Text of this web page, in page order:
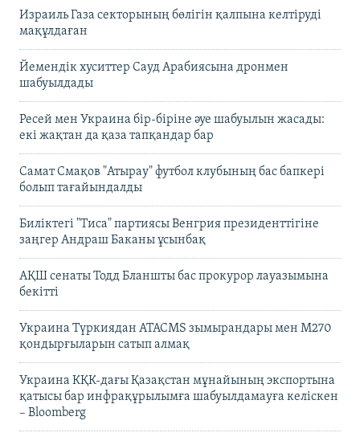
Израиль Газа секторының бөлігін қалпына келтіруді
мақұлдаған
Йемендік хуситтер Сауд Арабиясына дронмен
шабуылдады
Ресей мен Украина бір-біріне әуе шабуылын жасады:
екі жақтан да қаза тапқандар бар
Самат Смақов "Атырау" футбол клубының бас бапкері
болып тағайындалды
Биліктегі "Тиса" партиясы Венгрия президенттігіне
заңгер Андраш Баканы ұсынбақ
АҚШ сенаты Тодд Бланшты бас прокурор лауазымына
бекітті
Украина Түркиядан ATACMS зымырандары мен M270
қондырғыларын сатып алмақ
Украина КҚК-дағы Қазақстан мұнайының экспортына
қатысы бар инфрақұрылымға шабуылдамауға келіскен
– Bloomberg